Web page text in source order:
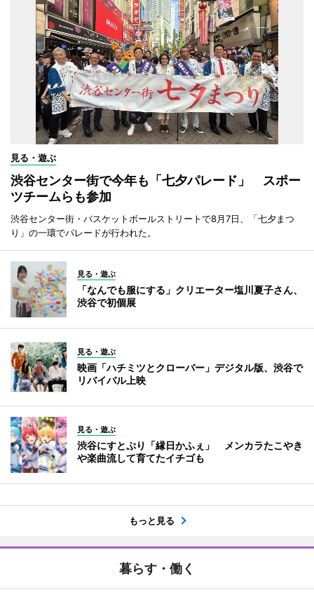
見る・遊ぶ
渋谷センター街で今年も「七夕パレード」 スポー
ツチームらも参加
渋谷センター街・バスケットボールストリートで8月7日、「七夕まつ
り」の一環でパレードが行われた。
見る・遊ぶ
「なんでも服にする」クリエーター塩川夏子さん、
渋谷で初個展
見る・遊ぶ
映画「ハチミツとクローバー」デジタル版、渋谷で
リバイバル上映
見る・遊ぶ
渋谷にすとぷり「縁日かふぇ」 メンカラたこやき
や楽曲流して育てたイチゴも
もっと見る
暮らす・働く